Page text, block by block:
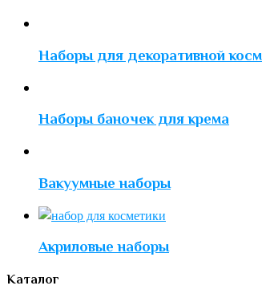
Наборы для декоративной
Наборы баночек для крема
Вакуумные наборы
Акриловые наборы
Каталог